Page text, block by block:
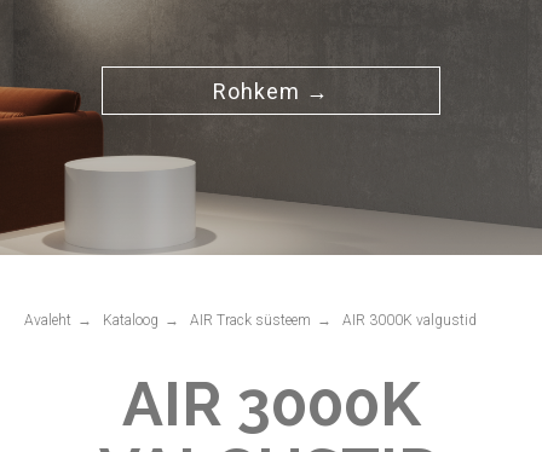
Rohkem →
Avaleht → Kataloog → AIR Track süsteem → AIR 3000K valgustid
AIR 3000K
VALGUSTID